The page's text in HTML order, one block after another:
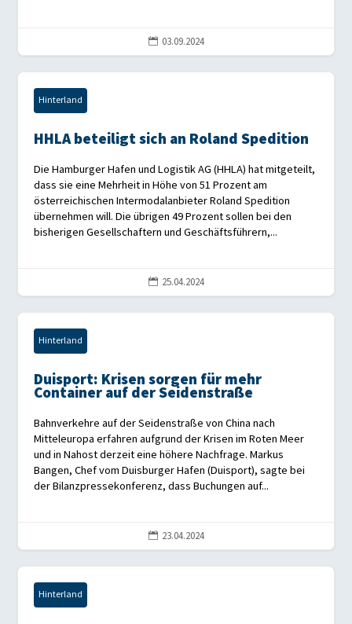
 03.09.2024
Hinterland
HHLA beteiligt sich an Roland Spedition
Die Hamburger Hafen und Logistik AG (HHLA) hat mitgeteilt,
dass sie eine Mehrheit in Höhe von 51 Prozent am
österreichischen Intermodalanbieter Roland Spedition
übernehmen will. Die übrigen 49 Prozent sollen bei den
bisherigen Gesellschaftern und Geschäftsführern,...
 25.04.2024
Hinterland
Duisport: Krisen sorgen für mehr
Container auf der Seidenstraße
Bahnverkehre auf der Seidenstraße von China nach
Mitteleuropa erfahren aufgrund der Krisen im Roten Meer
und in Nahost derzeit eine höhere Nachfrage. Markus
Bangen, Chef vom Duisburger Hafen (Duisport), sagte bei
der Bilanzpressekonferenz, dass Buchungen auf...
 23.04.2024
Hinterland